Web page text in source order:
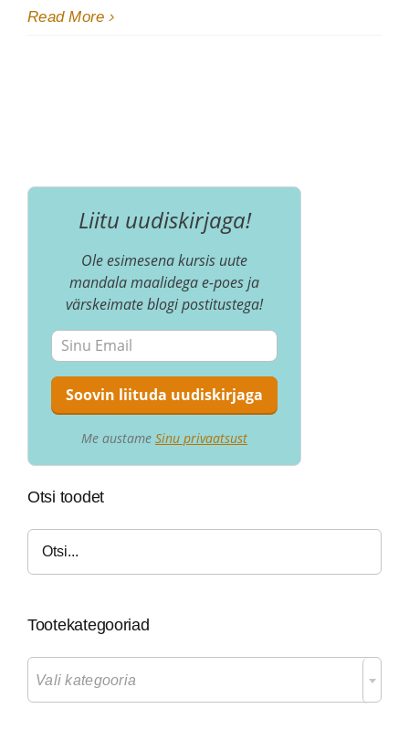
Read More
Liitu uudiskirjaga!
Ole esimesena kursis uute
mandala maalidega e-poes ja
värskeimate blogi postitustega!
Me austame Sinu privaatsust
Otsi toodet
Tootekategooriad
Vali kategooria